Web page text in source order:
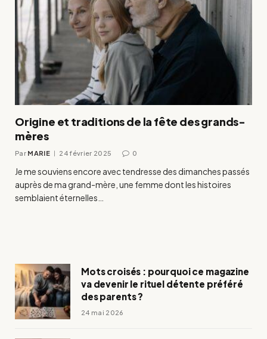
Origine et traditions de la fête des grands-
mères
Par MARIE 24 février 2025 0
Je me souviens encore avec tendresse des dimanches passés
auprès de ma grand-mère, une femme dont les histoires
semblaient éternelles…
Mots croisés : pourquoi ce magazine
va devenir le rituel détente préféré
des parents ?
24 mai 2026